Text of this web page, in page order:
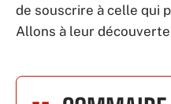
de souscrire à celle qui
Allons à leur